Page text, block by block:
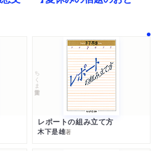
ちくま学芸文庫
レポートの組み立て方
木下是雄著